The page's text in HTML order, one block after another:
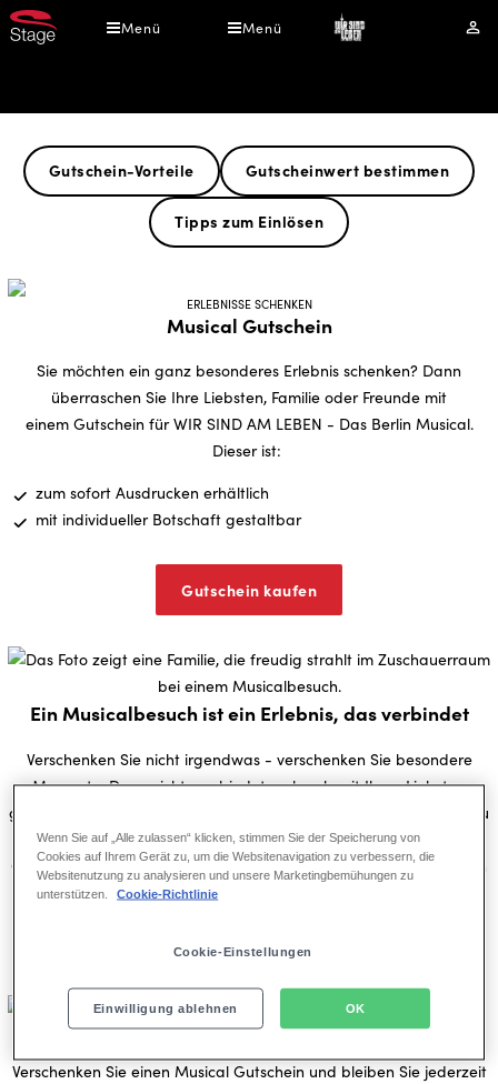
Direkt
zum
Menü Menü
Gutschein-Vorteile Gutscheinwert bestimmen
Tipps zum Einlösen
ERLEBNISSE SCHENKEN
Musical Gutschein
Sie möchten ein ganz besonderes Erlebnis schenken? Dann
überraschen Sie Ihre Liebsten, Familie oder Freunde mit
einem Gutschein für WIR SIND AM LEBEN - Das Berlin Musical.
Dieser ist:
zum sofort Ausdrucken erhältlich
mit individueller Botschaft gestaltbar
Gutschein kaufen
Ein Musicalbesuch ist ein Erlebnis, das verbindet
Verschenken Sie nicht irgendwas - verschenken Sie besondere
Momente. Denn nichts verbindet mehr, als mit Ihren Liebsten
gemeinsam Zeit zu verbringen und unvergessliche Erinnerungen zu
schaffen.
Genau das bietet ein Musicalerlebnis bei WIR SIND AM LEBEN. Ein
Geschenk zu allen Anlässen und mit einem Gutschein stellen Sie
Ein Gutschein - viele Vorteile
Verschenken Sie einen Musical Gutschein und bleiben Sie jederzeit
Wenn Sie auf „Alle zulassen“ klicken, stimmen Sie der Speicherung von
Cookies auf Ihrem Gerät zu, um die Websitenavigation zu verbessern, die
Websitenutzung zu analysieren und unsere Marketingbemühungen zu
unterstützen.
Cookie-Richtlinie
Cookie-Einstellungen
Einwilligung ablehnen OK